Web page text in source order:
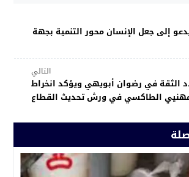
إلى جعل الإنسان محور التنمية بجهة
التالي
الثقة في رضوان أبويهي ويؤكد انخراط
الطاكسي في ورش تحديث القطاع